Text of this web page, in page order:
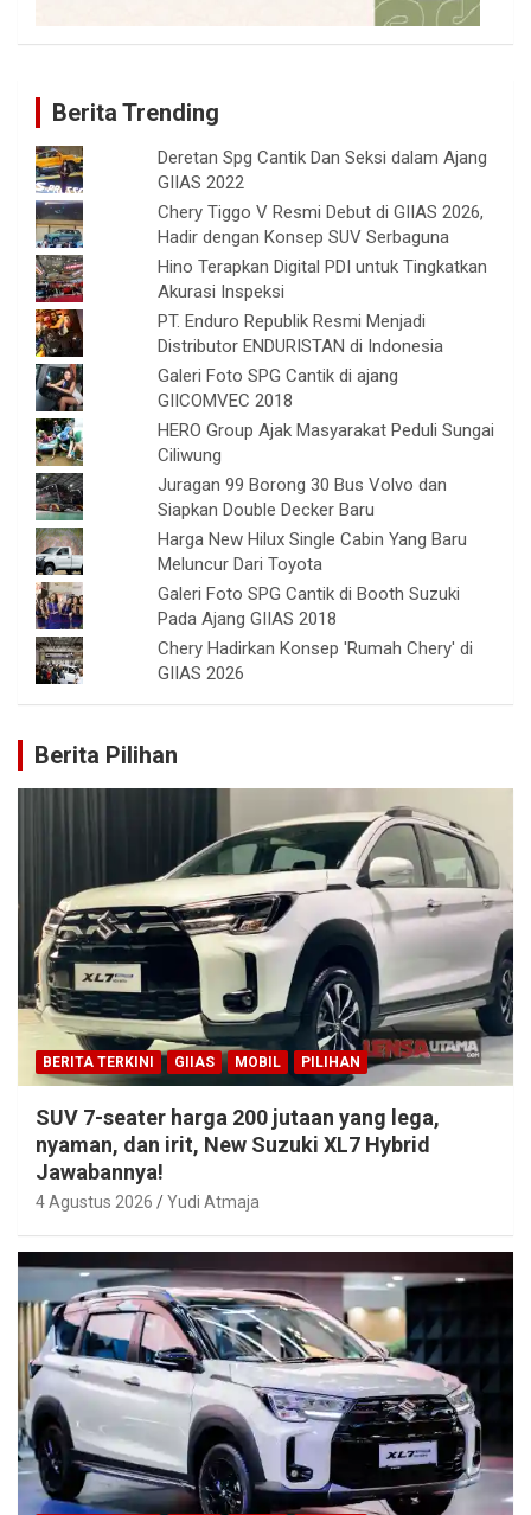
Berita Trending
Deretan Spg Cantik Dan Seksi dalam Ajang
GIIAS 2022
Chery Tiggo V Resmi Debut di GIIAS 2026,
Hadir dengan Konsep SUV Serbaguna
Hino Terapkan Digital PDI untuk Tingkatkan
Akurasi Inspeksi
PT. Enduro Republik Resmi Menjadi
Distributor ENDURISTAN di Indonesia
Galeri Foto SPG Cantik di ajang
GIICOMVEC 2018
HERO Group Ajak Masyarakat Peduli Sungai
Ciliwung
Juragan 99 Borong 30 Bus Volvo dan
Siapkan Double Decker Baru
Harga New Hilux Single Cabin Yang Baru
Meluncur Dari Toyota
Galeri Foto SPG Cantik di Booth Suzuki
Pada Ajang GIIAS 2018
Chery Hadirkan Konsep 'Rumah Chery' di
GIIAS 2026
Berita Pilihan
BERITA TERKINI GIIAS MOBIL PILIHAN
SUV 7-seater harga 200 jutaan yang lega,
nyaman, dan irit, New Suzuki XL7 Hybrid
Jawabannya!
4 Agustus 2026 Yudi Atmaja